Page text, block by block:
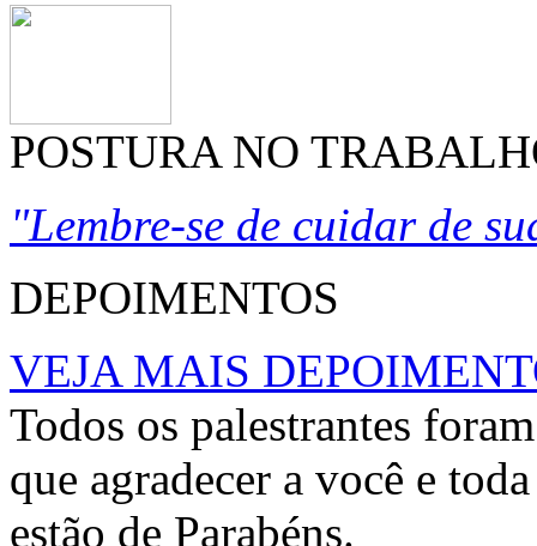
POSTURA NO
"Lembre-se de cuidar de
DEPOIMENTOS
VEJA MAIS
Todos os palestrantes
que agradecer a você e
estão de Parabéns.